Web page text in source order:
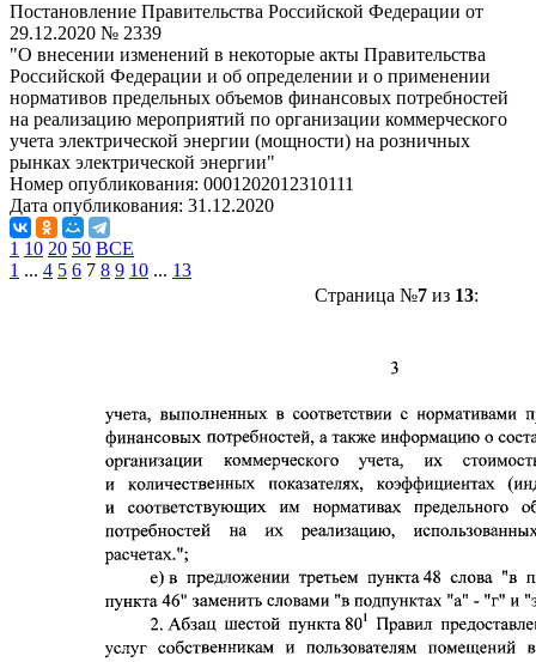
Постановление Правительства Российской Федерации от
29.12.2020 № 2339
"О внесении изменений в некоторые акты Правительства
Российской Федерации и об определении и о применении
нормативов предельных объемов финансовых потребностей
на реализацию мероприятий по организации коммерческого
учета электрической энергии (мощности) на розничных
рынках электрической энергии"
Номер опубликования: 0001202012310111
Дата опубликования: 31.12.2020
1 10 20 50 ВСЕ
1 ... 4 5 6 7 8 9 10 ... 13
Страница №7из 13: